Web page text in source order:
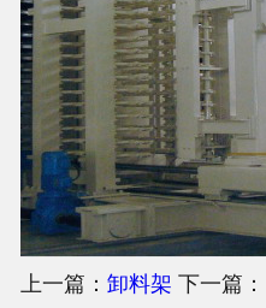
上一篇： 卸料架 下一篇：